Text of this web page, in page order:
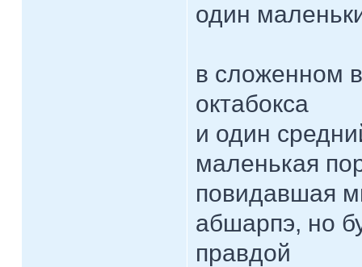
один
в сложенном
октабокса
и один
маленькая
повидавшая
абшарпэ, но
правдой